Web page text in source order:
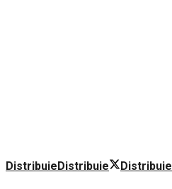
Distribuie Distribuie Distribuie